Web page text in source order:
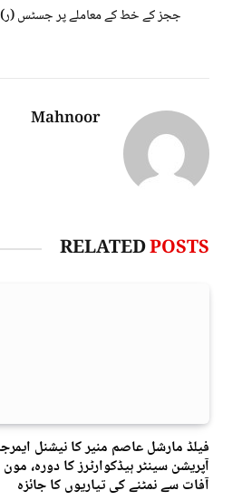
ججز کے خط کے معاملے پر جسٹس
Mahnoor
RELATEDPOSTS
فیلڈ مارشل عاصم منیر کا نیشنل
آپریشن سینٹر ہیڈکوارٹرز کا دورہ،
آفات سے نمٹنے کی تیاریوں کا جائزہ